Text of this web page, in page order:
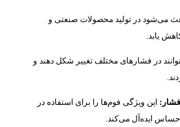
می‌شود در تولید محصولات صنعتی و
یابد.
در فشارهای مختلف تغییر شکل دهند و
این ویژگی فوم‌ها را برای استفاده در
ایده‌آل می‌کند.